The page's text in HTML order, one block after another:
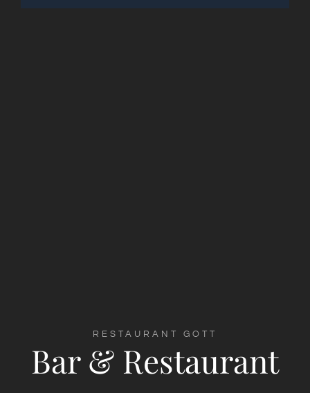
RESTAURANT GOTT
Bar & Restaurant